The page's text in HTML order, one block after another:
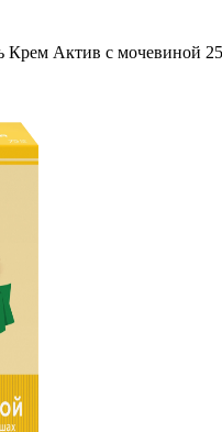
Крем Актив с мочевиной